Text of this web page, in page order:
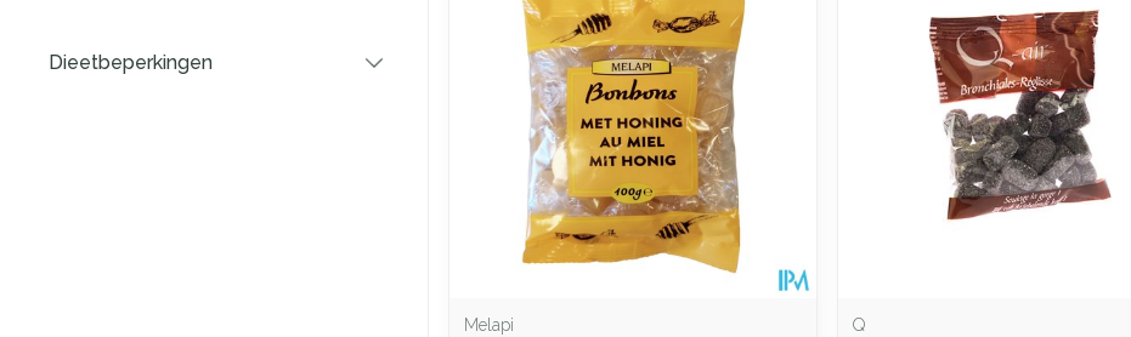
Dieetbeperkingen
Melapi Q